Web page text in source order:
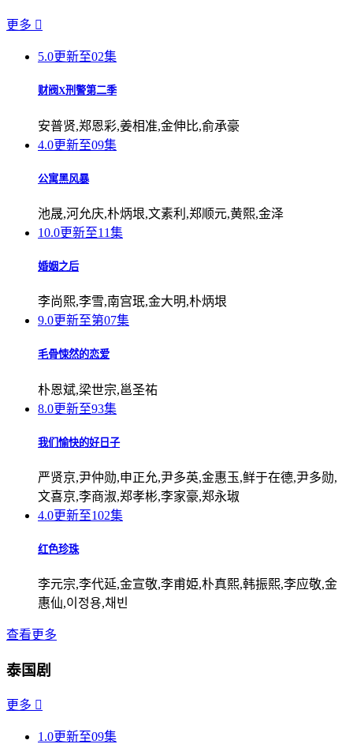
更多 
5.0更新至02集
财阀X刑警第二季
安普贤,郑恩彩,姜相准,金伸比,俞承豪
4.0更新至09集
公寓黑风暴
池晟,河允庆,朴炳垠,文素利,郑顺元,黄熙,金泽
10.0更新至11集
婚姻之后
李尚熙,李雪,南宫珉,金大明,朴炳垠
9.0更新至第07集
毛骨悚然的恋爱
朴恩斌,梁世宗,邕圣祐
8.0更新至93集
我们愉快的好日子
严贤京,尹仲勋,申正允,尹多英,金惠玉,鲜于在德,尹多勋,
文喜京,李商淑,郑孝彬,李家豪,郑永琡
4.0更新至102集
红色珍珠
李元宗,李代延,金宣敬,李甫姫,朴真熙,韩振熙,李应敬,金
惠仙,이정용,채빈
查看更多
泰国剧
更多 
1.0更新至09集